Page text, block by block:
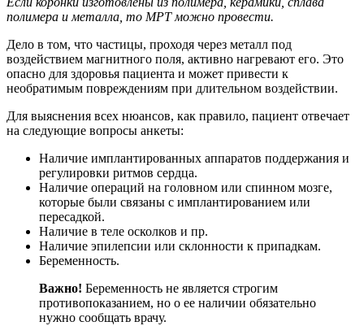
полимера и металла, то МРТ можно провести.
Дело в том, что частицы, проходя через металл под
воздействием магнитного поля, активно нагревают его. Это
опасно для здоровья пациента и может привести к
необратимым повреждениям при длительном воздействии.
Для выяснения всех нюансов, как правило, пациент отвечает
на следующие вопросы анкеты:
Наличие имплантированных аппаратов поддержания и
регулировки ритмов сердца.
Наличие операций на головном или спинном мозге,
которые были связаны с имплантированием или
пересадкой.
Наличие в теле осколков и пр.
Наличие эпилепсии или склонности к припадкам.
Беременность.
Важно! Беременность не является строгим
противопоказанием, но о ее наличии обязательно
нужно сообщать врачу.